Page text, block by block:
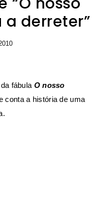
derreter”
fábula O nosso
conta a história de uma